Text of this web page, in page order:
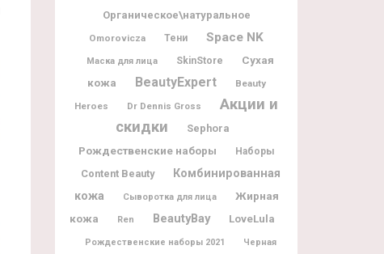
Органическое\натуральное
Omorovicza Тени Space NK
Маска для лица SkinStore
Сухая
кожа
BeautyExpert
Beauty
Heroes
Dr Dennis Gross
Акции и
скидки
Sephora
Рождественские наборы Наборы
Content Beauty
Комбинированная
кожа
Сыворотка для лица
Жирная
кожа
Ren BeautyBay LoveLula
Рождественские наборы 2021 Черная